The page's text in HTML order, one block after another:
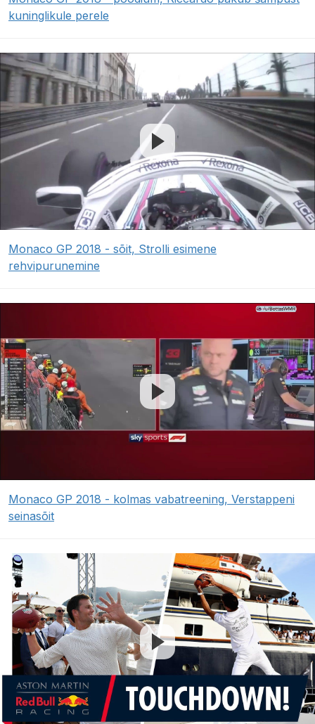
kuninglikule perele
Monaco GP 2018 - sõit, Strolli esimene
rehvipurunemine
Monaco GP 2018 - kolmas vabatreening, Verstappeni
seinasõit